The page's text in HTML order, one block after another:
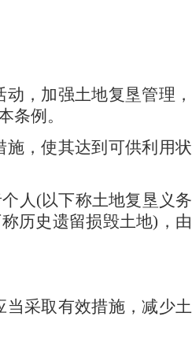
，加强土地复垦管理，
条例。
，使其达到可供利用状
人(以下称土地复垦义务
历史遗留损毁土地) ，由
采取有效措施，减少土